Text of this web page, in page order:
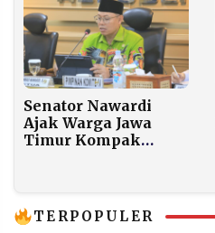
Senator Nawardi
Ajak Warga Jawa
Timur Kompak
Academy 7
TERPOPULER